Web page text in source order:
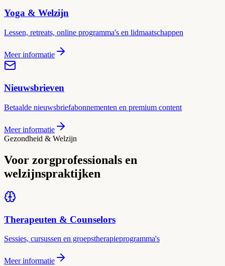
Yoga & Welzijn
Lessen, retreats, online programma's en lidmaatschappen
Meer informatie
Nieuwsbrieven
Betaalde nieuwsbriefabonnementen en premium content
Meer informatie
Gezondheid & Welzijn
Voor zorgprofessionals en
welzijnspraktijken
Therapeuten & Counselors
Sessies, cursussen en groepstherapieprogramma's
Meer informatie